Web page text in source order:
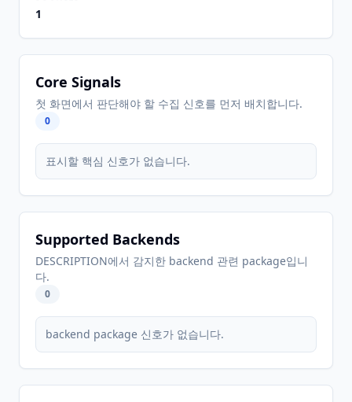
1
Core Signals
첫 화면에서 판단해야 할 수집 신호를 먼저 배치합니다.
0
표시할 핵심 신호가 없습니다.
Supported Backends
DESCRIPTION에서 감지한 backend 관련 package입니
다.
0
backend package 신호가 없습니다.